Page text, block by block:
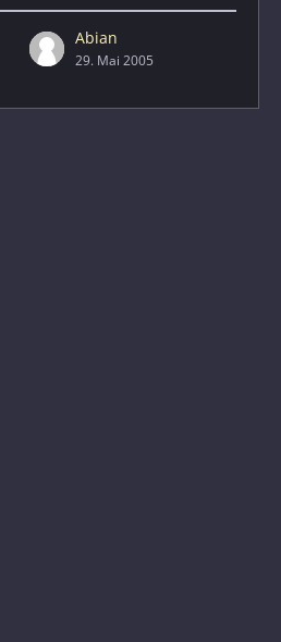
Abian
29. Mai 2005